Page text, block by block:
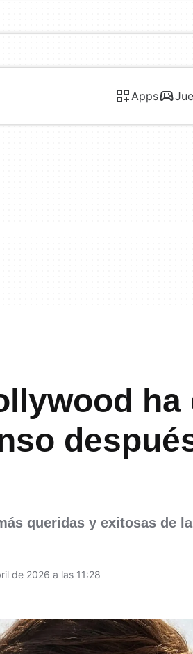
Apps
queridas y exitosas de
de 2026 a las 11:28